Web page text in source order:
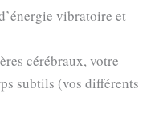
vibratoire et
cérébraux, votre
subtils (vos différents